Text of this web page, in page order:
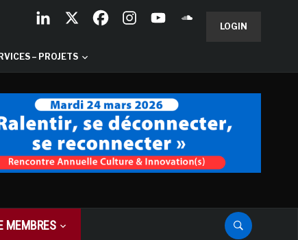
LOGIN
– PROJETS
MEMBRES